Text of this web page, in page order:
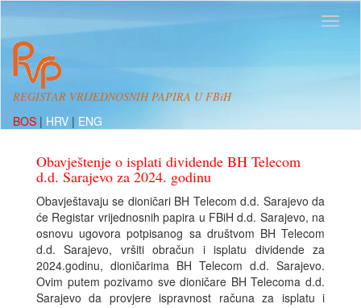
REGISTAR VRIJEDNOSNIH PAPIRA U FBiH
BOS | HRV | ENG
Obavještenje o isplati dividende BH Telecom
d.d. Sarajevo za 2024. godinu
Obavještavaju se dioničari BH Telecom d.d. Sarajevo da
će Registar vrijednosnih papira u FBiH d.d. Sarajevo, na
osnovu ugovora potpisanog sa društvom BH Telecom
d.d. Sarajevo, vršiti obračun i isplatu dividende za
2024.godinu, dioničarima BH Telecom d.d. Sarajevo.
Ovim putem pozivamo sve dioničare BH Telecoma d.d.
Sarajevo da provjere ispravnost računa za isplatu i